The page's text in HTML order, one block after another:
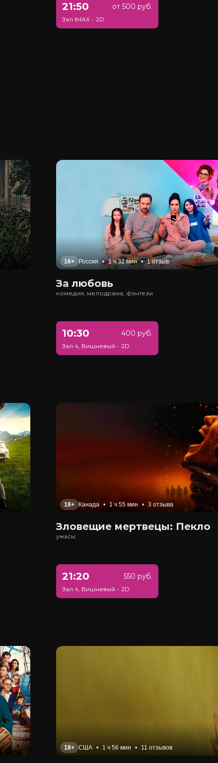
21:50 от 500 руб.
Зал IMAX • 2D
16+ Россия • 1 ч 32 мин • 1 отзыв
За любовь
комедия, мелодрама, фэнтези
10:30 400 руб.
Зал 4, Вишневый • 2D
18+ Канада • 1 ч 55 мин • 3 отзыва
Зловещие мертвецы: Пекло
ужасы
21:20 550 руб.
Зал 4, Вишневый • 2D
18+ США • 1 ч 56 мин • 11 отзывов